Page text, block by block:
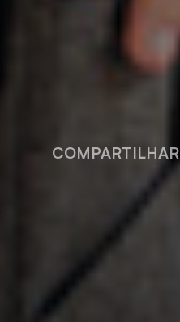
COMPARTILHAR